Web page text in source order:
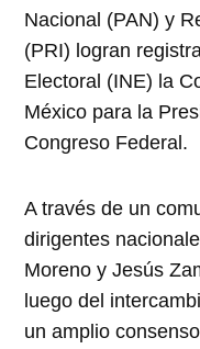
Nacional (PAN) y
(PRI) logran
Electoral (INE) la
México para la
Congreso Federal.
A través de un
dirigentes
Moreno y Jesús
luego del
un amplio